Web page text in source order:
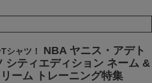
シャツ！
NBA ヤニス・アデト
シティエディション ネーム &
ーム トレーニング特集